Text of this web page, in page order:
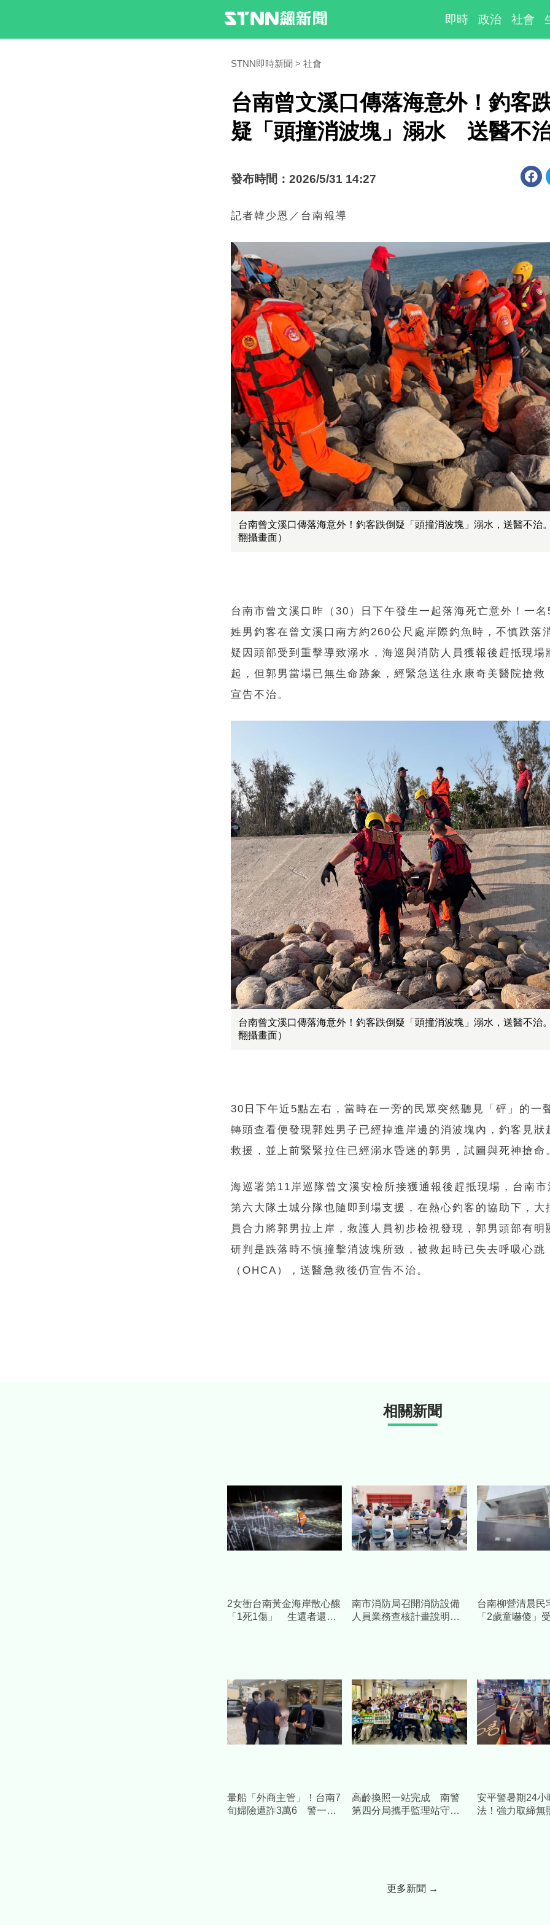
即時 政治 社會
STNN即時新聞 社會
台南曾文溪口傳落海意外！釣客
疑「頭撞消波塊」溺水 送醫不
發布時間：2026/5/31 14:27
記者韓少恩／台南報導
台南曾文溪口傳落海意外！釣客跌倒疑「頭撞消波塊」溺水，送醫不治
翻攝畫面）
台南市曾文溪口昨（30）日下午發生一起落海死亡意外！一
姓男釣客在曾文溪口南方約260公尺處岸際釣魚時，不慎跌落
疑因頭部受到重擊導致溺水，海巡與消防人員獲報後趕抵現場
起，但郭男當場已無生命跡象，經緊急送往永康奇美醫院搶救
宣告不治。
台南曾文溪口傳落海意外！釣客跌倒疑「頭撞消波塊」溺水，送醫不治
翻攝畫面）
30日下午近5點左右，當時在一旁的民眾突然聽見「砰」的一
轉頭查看便發現郭姓男子已經掉進岸邊的消波塊內，釣客見狀
救援，並上前緊緊拉住已經溺水昏迷的郭男，試圖與死神搶命
海巡署第11岸巡隊曾文溪安檢所接獲通報後趕抵現場，台南
第六大隊土城分隊也隨即到場支援，在熱心釣客的協助下，大
員合力將郭男拉上岸，救護人員初步檢視發現，郭男頭部有明
研判是跌落時不慎撞擊消波塊所致，被救起時已失去呼吸心跳
（OHCA），送醫急救後仍宣告不治。
相關新聞
2女衝台南黃金海岸散心釀
「1死1傷」 生還者還原
南市消防局召開消防設備
人員業務查核計畫說明
台南柳營清晨民
「2歲童嚇傻
暈船「外商主管」！台南7
旬婦險遭詐3萬6 警一通
高齡換照一站完成 南警
第四分局攜手監理站守護
安平警暑期24小
法！強力取締無
更多新聞 →